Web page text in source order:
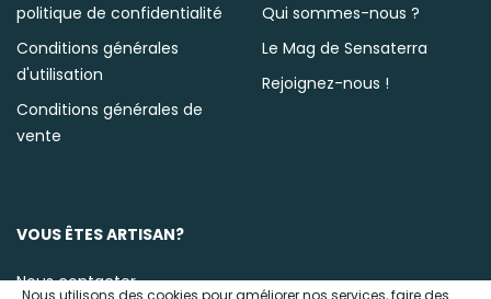
politique de confidentialité
Conditions générales
d'utilisation
Conditions générales de
vente
Qui sommes-nous ?
Le Mag de Sensaterra
Rejoignez-nous !
VOUS ÊTES ARTISAN?
Nous contacter
Nous utilisons des cookies pour améliorer nos services, faire des